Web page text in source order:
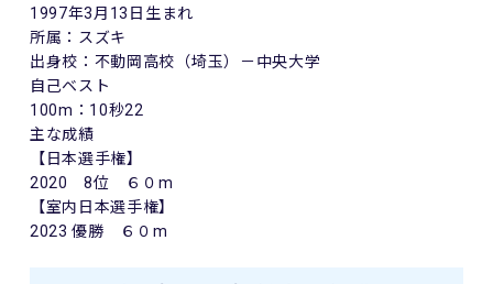
1997年3月13日生まれ
所属：スズキ
出身校：不動岡高校（埼玉）－中央大学
自己ベスト
100m：10秒22
主な成績
【日本選手権】
2020 8位 ６０m
【室内日本選手権】
2023 優勝 ６０m